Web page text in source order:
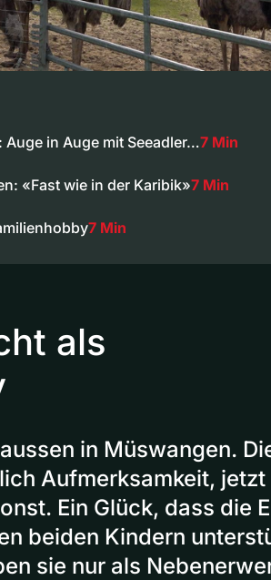
in Auge mit Seeadler…7 Min
«Fast wie in der Karibik»7 Min
7 Min
als
in Müswangen.
Aufmerksamkeit, jetzt
Ein Glück, dass die
beiden Kindern
sie nur als